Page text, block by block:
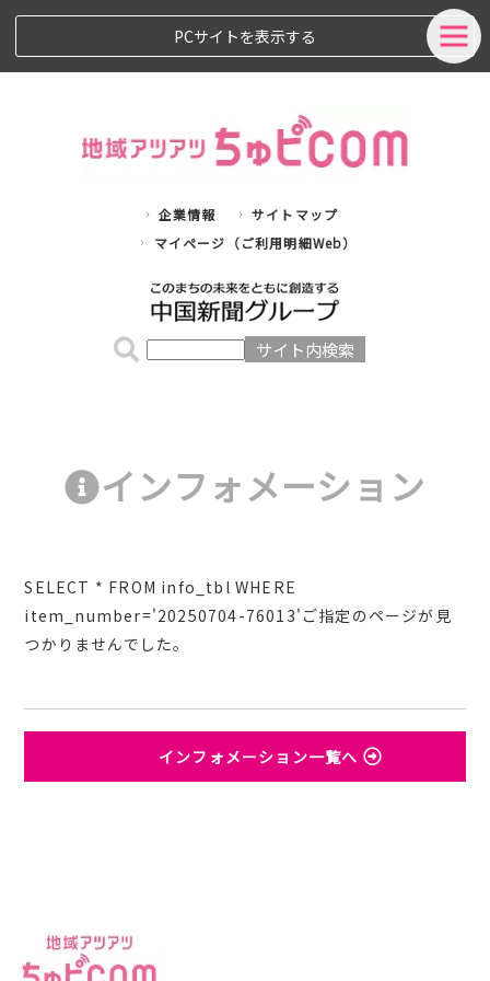
PCサイトを表示する
企業情報
サイトマップ
マイページ（ご利用明細Web）
インフォメーション
SELECT * FROM info_tbl WHERE
item_number='20250704-76013'ご指定のページが見
つかりませんでした。
インフォメーション一覧へ